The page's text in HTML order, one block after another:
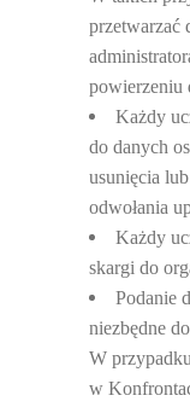
przetwarzać
powierzeniu
Każdy
do danych
usunięcia
odwołania
Każdy
skargi do
Podanie
niezbędne
W
w